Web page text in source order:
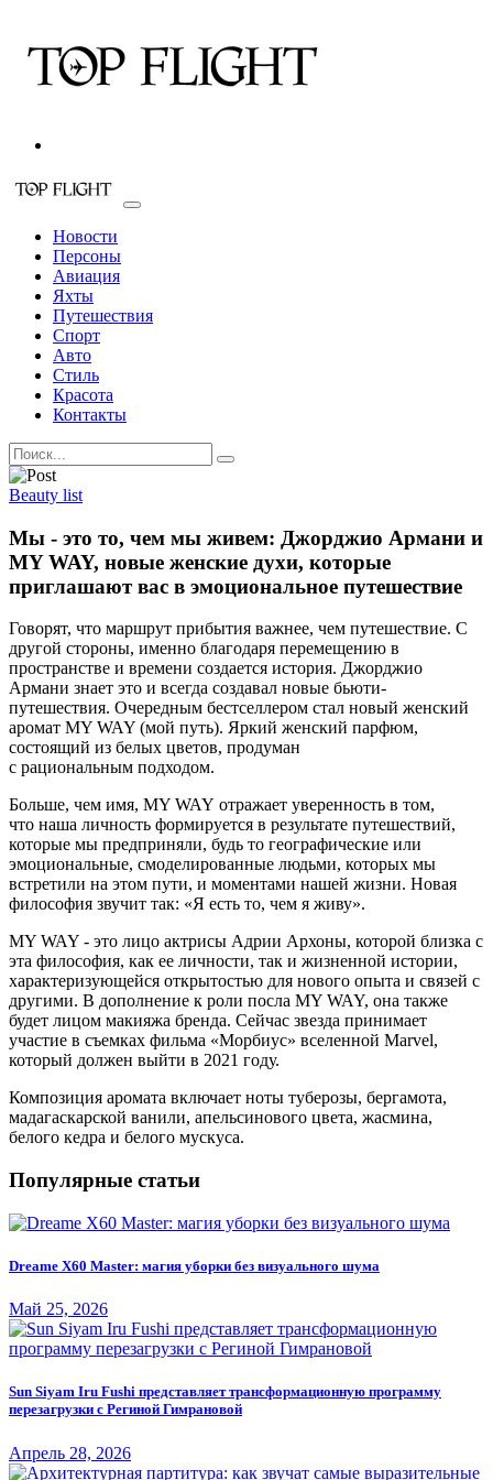
Новости
Персоны
Авиация
Яхты
Путешествия
Спорт
Авто
Стиль
Красота
Контакты
Beauty list
Мы - это то, чем мы живем: Джорджио Армани и
MY WAY, новые женские духи, которые
приглашают вас в эмоциональное путешествие
Говорят, что маршрут прибытия важнее, чем путешествие. С
другой стороны, именно благодаря перемещению в
пространстве и времени создается история. Джорджио
Армани знает это и всегда создавал новые бьюти-
путешествия. Очередным бестселлером стал новый женский
аромат MY WAY (мой путь). Яркий женский парфюм,
состоящий из белых цветов, продуман
с рациональным подходом.
Больше, чем имя, MY WAY отражает уверенность в том,
что наша личность формируется в результате путешествий,
которые мы предприняли, будь то географические или
эмоциональные, смоделированные людьми, которых мы
встретили на этом пути, и моментами нашей жизни. Новая
философия звучит так: «Я есть то, чем я живу».
MY WAY - это лицо актрисы Адрии Архоны, которой близка с
эта философия, как ее личности, так и жизненной истории,
характеризующейся открытостью для нового опыта и связей с
другими. В дополнение к роли посла MY WAY, она также
будет лицом макияжа бренда. Сейчас звезда принимает
участие в съемках фильма «Морбиус» вселенной Marvel,
который должен выйти в 2021 году.
Композиция аромата включает ноты туберозы, бергамота,
мадагаскарской ванили, апельсинового цвета, жасмина,
белого кедра и белого мускуса.
Популярные статьи
Dreame X60 Master: магия уборки без визуального шума
Май 25, 2026
Sun Siyam Iru Fushi представляет трансформационную программу
перезагрузки с Региной Гимрановой
Апрель 28, 2026